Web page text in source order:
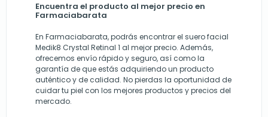
Encuentra el producto al mejor precio en
Farmaciabarata
En Farmaciabarata, podrás encontrar el suero facial
Medik8 Crystal Retinal 1 al mejor precio. Además,
ofrecemos envío rápido y seguro, así como la
garantía de que estás adquiriendo un producto
auténtico y de calidad. No pierdas la oportunidad de
cuidar tu piel con los mejores productos y precios del
mercado.